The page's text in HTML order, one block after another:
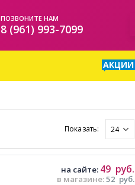
ПОЗВОНИТЕ НАМ
8 (961) 993-7099
АКЦИИ
Показать:
в магазине:52 руб.
на сайте: 49 руб.